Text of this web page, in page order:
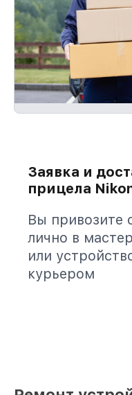
Заявка и
прицела
Вы привозите
лично в
или
курьером